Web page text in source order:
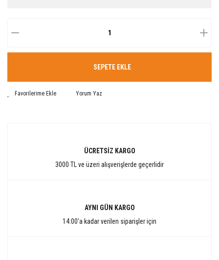
SEPETE EKLE
Yorum Yaz
ÜCRETSİZ KARGO
3000 TL ve üzeri alışverişlerde geçerlidir
AYNI GÜN KARGO
14:00'a kadar verilen siparişler için